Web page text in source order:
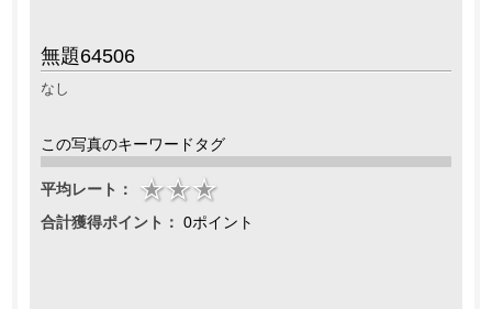
無題64506
なし
この写真のキーワードタグ
平均レート：
合計獲得ポイント： 0ポイント